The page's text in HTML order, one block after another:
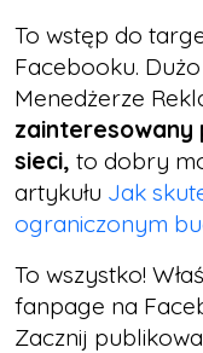
To wstęp do
Facebooku.
Menedżerze
zainteresowany
sieci, to dobry
artykułu Jak
ograniczonym
To wszystko!
fanpage na
Zacznij